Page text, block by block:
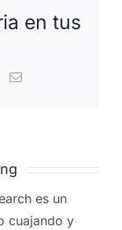
en tus
WhatsApp
Correo
es un
cuajando y